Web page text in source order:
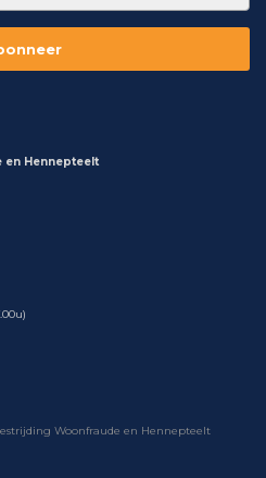
Hennepteelt
Woonfraude en Hennepteelt